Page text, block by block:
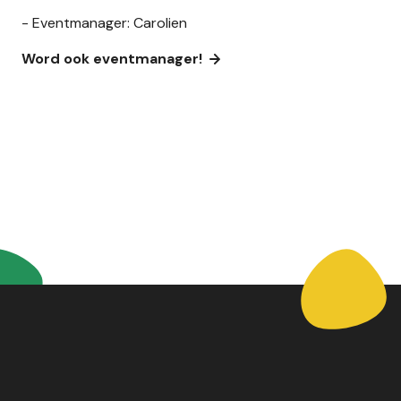
- Eventmanager: Carolien
Word ook eventmanager!